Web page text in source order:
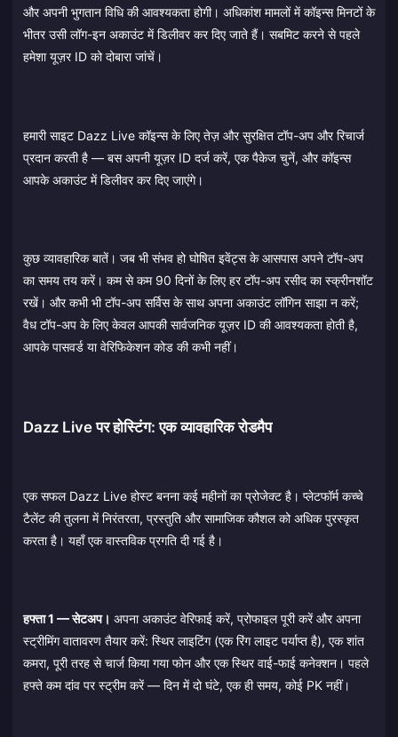
और अपनी भुगतान विधि की आवश्यकता होगी। अधिकांश मामलों में कॉइन्स मिनटों के
भीतर उसी लॉग-इन अकाउंट में डिलीवर कर दिए जाते हैं। सबमिट करने से पहले
हमेशा यूज़र ID को दोबारा जांचें।
हमारी साइट Dazz Live कॉइन्स के लिए तेज़ और सुरक्षित टॉप-अप और रिचार्ज
प्रदान करती है — बस अपनी यूज़र ID दर्ज करें, एक पैकेज चुनें, और कॉइन्स
आपके अकाउंट में डिलीवर कर दिए जाएंगे।
कुछ व्यावहारिक बातें। जब भी संभव हो घोषित इवेंट्स के आसपास अपने टॉप-अप
का समय तय करें। कम से कम 90 दिनों के लिए हर टॉप-अप रसीद का स्क्रीनशॉट
रखें। और कभी भी टॉप-अप सर्विस के साथ अपना अकाउंट लॉगिन साझा न करें;
वैध टॉप-अप के लिए केवल आपकी सार्वजनिक यूज़र ID की आवश्यकता होती है,
आपके पासवर्ड या वेरिफिकेशन कोड की कभी नहीं।
Dazz Live पर होस्टिंग: एक व्यावहारिक रोडमैप
एक सफल Dazz Live होस्ट बनना कई महीनों का प्रोजेक्ट है। प्लेटफॉर्म कच्चे
टैलेंट की तुलना में निरंतरता, प्रस्तुति और सामाजिक कौशल को अधिक पुरस्कृत
करता है। यहाँ एक वास्तविक प्रगति दी गई है।
हफ्ता 1 — सेटअप। अपना अकाउंट वेरिफाई करें, प्रोफाइल पूरी करें और अपना
स्ट्रीमिंग वातावरण तैयार करें: स्थिर लाइटिंग (एक रिंग लाइट पर्याप्त है), एक शांत
कमरा, पूरी तरह से चार्ज किया गया फोन और एक स्थिर वाई-फाई कनेक्शन। पहले
हफ्ते कम दांव पर स्ट्रीम करें — दिन में दो घंटे, एक ही समय, कोई PK नहीं।